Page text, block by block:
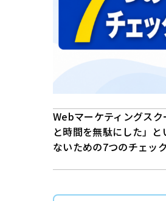
Webマーケティングス
と時間を無駄にした」
ないための7つのチェッ